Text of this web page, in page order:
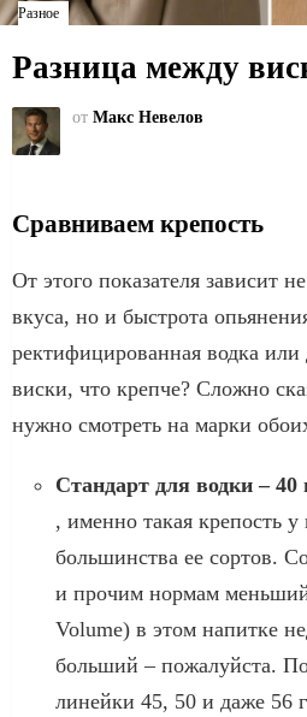
Разное
Разница между
от Макс Невелов
Сравниваем крепость
От этого показателя зависит
вкуса, но и быстрота
ректифицированная водка
виски, что крепче? Сложно
нужно смотреть на марки
Стандарт для водки – 40
, именно такая крепость
большинства ее сортов.
и прочим нормам
Volume) в этом напитке
больший – пожалуйста.
линейки 45, 50 и даже 56